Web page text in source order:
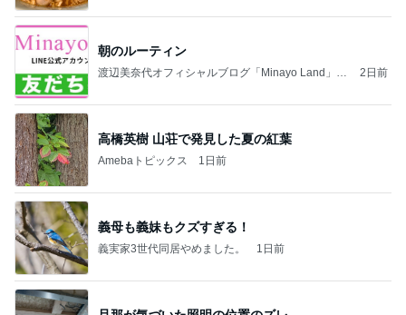
朝のルーティン
渡辺美奈代オフィシャルブログ「Minayo Land」P
2日前
高橋英樹 山荘で発見した夏の紅葉
Amebaトピックス 1日前
義母も義妹もクズすぎる！
義実家3世代同居やめました。 1日前